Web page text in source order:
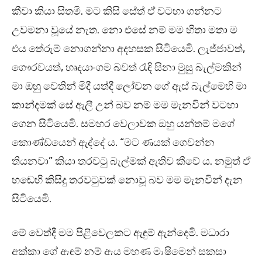
කීවා කියා සිතමි. මට කිසි සේත් ඒ වටහා ගන්නට
උවමනා වූයේ නැත. නො එසේ නම් මම හිතා මතා ම
එය තේරුම් නොගන්නා අදහසක සිටියෙමි. ලැජ්ජාවත්,
ගෞරවයත්, හෘදයාංගම බවත් රැඳි සිනා මුසු බැල්මකින්
මා ඔහු වෙතින් මිදී යත්දී ලෝචන ගේ ඇස් බැල්මෙහි මා
කාන්දමක් සේ ඇලී උන් බව නම් මම මැනවින් වටහා
ගෙන සිටියෙමි. සමහර වෙලාවක ඔහු යන්තම් මගේ
කොණ්ඩයෙන් ඇද්දේ ය. “මට ණයක් ගෙවන්න
තියනවා” කියා තරවටු බැල්මක් ඇතිව කීවේ ය. නමුත් ඒ
හඬෙහි කිසිදු තරවටුවක් නොවූ බව මම මැනවින් දැන
සිටියෙමි.
මේ වෙත්දී මම පිළිවෙලකට ඇඳුම් ඇන්දෙමි. මධාරා
අක්කා ගේ ඇඳුම් නම් ඇය මහණ මැෂිමෙන් සකසා